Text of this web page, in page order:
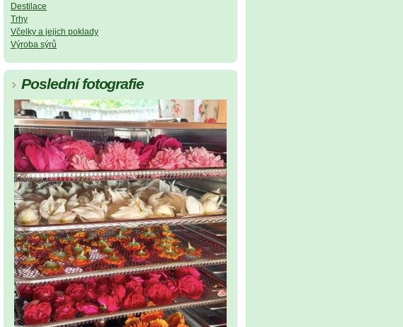
Destilace
Trhy
Včelky a jejich poklady
Výroba sýrů
Poslední fotografie